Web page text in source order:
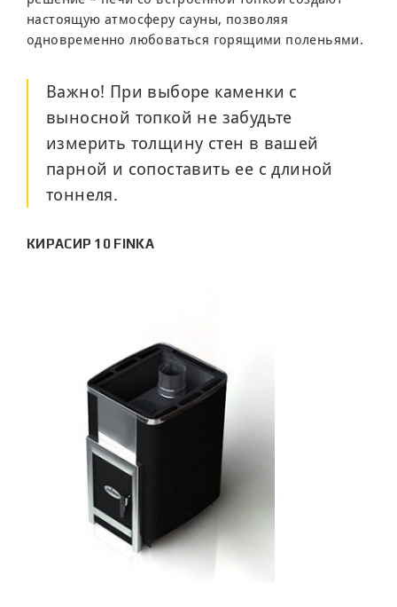
настоящую атмосферу сауны, позволяя
одновременно любоваться горящими поленьями.
Важно! При выборе каменки с
выносной топкой не забудьте
измерить толщину стен в вашей
парной и сопоставить ее с длиной
тоннеля.
КИРАСИР 10 FINKA